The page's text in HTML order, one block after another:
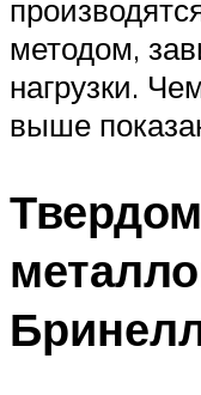
методом,
нагрузки.
выше